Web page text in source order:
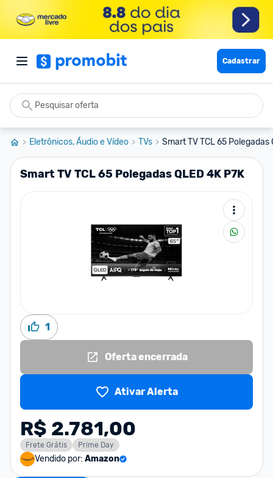
Cadastrar
Eletrônicos, Áudio e Vídeo TVs Smart TV TCL 65 Polegadas
Smart TV TCL 65 Polegadas QLED 4K P7K
1
Oferta encerrada
Ativar Alerta
R$ 2.781,00
Frete Grátis Prime Day
Vendido por: Amazon